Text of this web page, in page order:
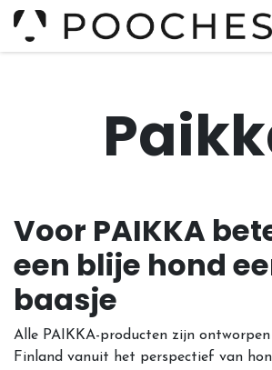
Overslaan naar inhoud
Voor PAIKKA
een blije hond
baasje
Alle PAIKKA-producten zijn
Finland vanuit het perspectief van